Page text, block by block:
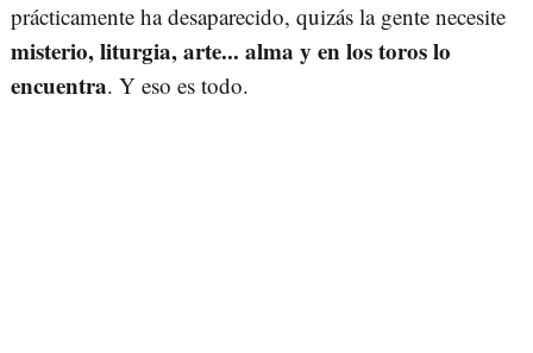
prácticamente ha desaparecido, quizás la gente necesite
misterio, liturgia, arte... alma y en los toros lo
encuentra. Y eso es todo.